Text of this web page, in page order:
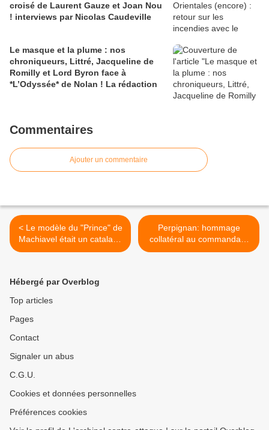
croisé de Laurent Gauze et Joan Nou
! interviews par Nicolas Caudeville
Le masque et la plume : nos
chroniqueurs, Littré, Jacqueline de
Romilly et Lord Byron face à
*L’Odyssée* de Nolan ! La rédaction
Commentaires
Ajouter un commentaire
< Le modèle du "Prince" de
Machiavel était un catalan !
par Nicolas Caudeville
Perpignan: hommage
collatéral au commandant
Massoud, l'infini mis à la
Hébergé par Overblog
Top articles
Pages
Contact
Signaler un abus
C.G.U.
Cookies et données personnelles
Préférences cookies